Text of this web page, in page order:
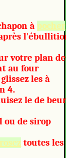
à pocher
votre plan de
au four
les à
4.
le de
ou de sirop
toutes les